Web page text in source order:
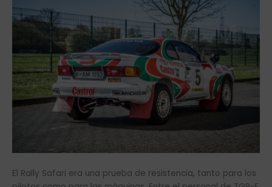
El Rally Safari era una prueba de resistencia, tanto para los